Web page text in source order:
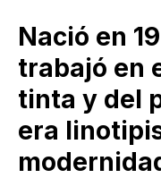
Nació en
trabajó en
tinta y del
era